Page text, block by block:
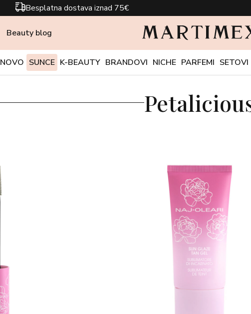
Besplatna dostava iznad 75€
Beauty blog
NOVO SUNCE K-BEAUTY BRANDOVI NICHE PARFEMI SETOVI